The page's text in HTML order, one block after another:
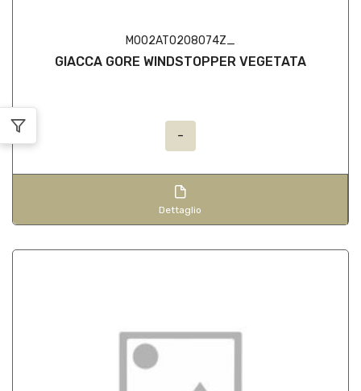
M002AT0208074Z_
GIACCA GORE WINDSTOPPER VEGETATA
-
Dettaglio